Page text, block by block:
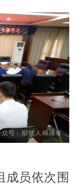
成员依次围